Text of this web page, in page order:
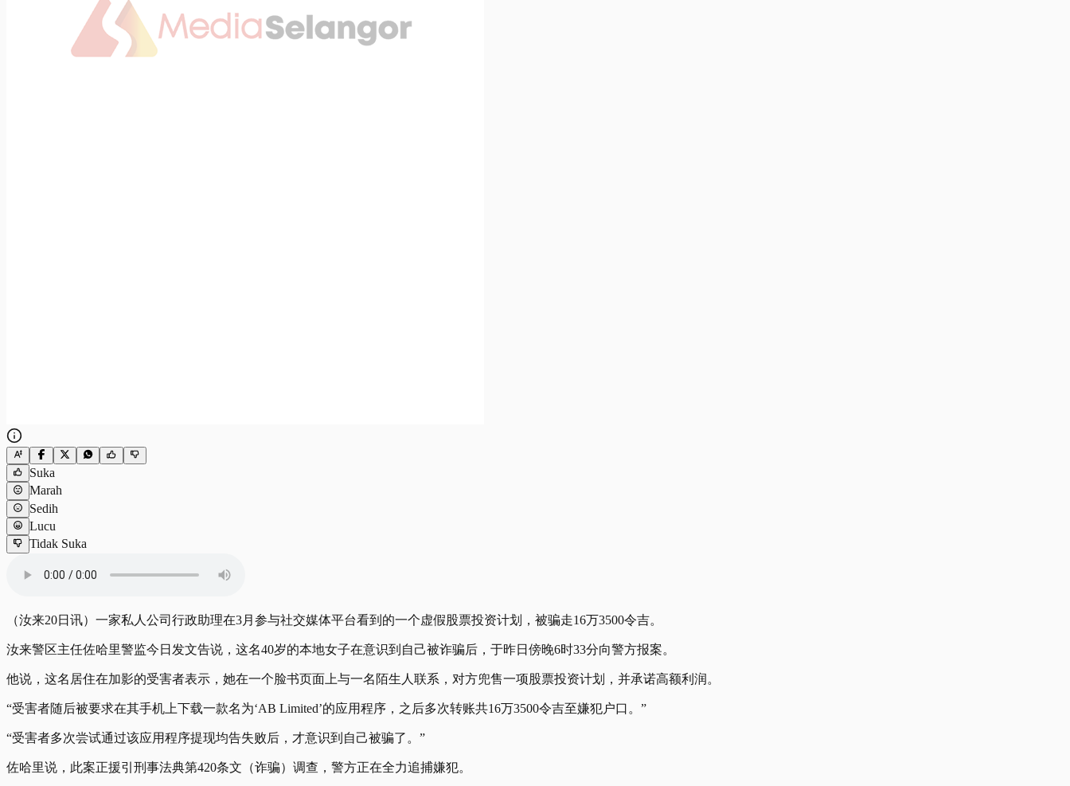
Suka
Marah
Sedih
Lucu
Tidak Suka
（汝来20日讯）一家私人公司行政助理在3月参与社交媒体平台看到的一个虚假股票投资计划，被骗走16万3500令吉。
汝来警区主任佐哈里警监今日发文告说，这名40岁的本地女子在意识到自己被诈骗后，于昨日傍晚6时33分向警方报案。
他说，这名居住在加影的受害者表示，她在一个脸书页面上与一名陌生人联系，对方兜售一项股票投资计划，并承诺高额利润。
“受害者随后被要求在其手机上下载一款名为‘AB Limited’的应用程序，之后多次转账共16万3500令吉至嫌犯户口。”
“受害者多次尝试通过该应用程序提现均告失败后，才意识到自己被骗了。”
佐哈里说，此案正援引刑事法典第420条文（诈骗）调查，警方正在全力追捕嫌犯。